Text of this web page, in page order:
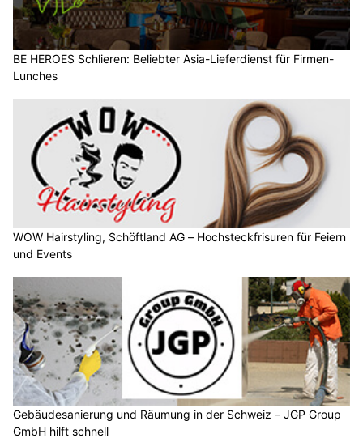
BE HEROES Schlieren: Beliebter Asia-Lieferdienst für Firmen-
Lunches
WOW Hairstyling, Schöftland AG – Hochsteckfrisuren für Feiern
und Events
Gebäudesanierung und Räumung in der Schweiz – JGP Group
GmbH hilft schnell